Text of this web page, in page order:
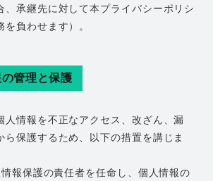
、承継先に対して本プライバシーポリシ
負わせます）。
管理と保護
人情報を不正なアクセス、改ざん、漏
ら保護するため、以下の措置を講じま
報保護の責任者を任命し、個人情報の